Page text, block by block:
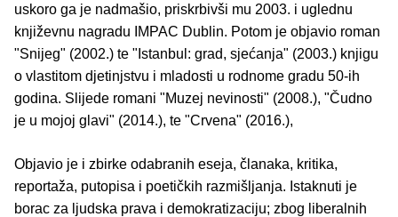
uskoro ga je nadmašio, priskrbivši mu 2003. i uglednu
književnu nagradu IMPAC Dublin. Potom je objavio roman
"Snijeg" (2002.) te "Istanbul: grad, sjećanja" (2003.) knjigu
o vlastitom djetinjstvu i mladosti u rodnome gradu 50-ih
godina. Slijede romani "Muzej nevinosti" (2008.), "Čudno
je u mojoj glavi" (2014.), te "Crvena" (2016.),
Objavio je i zbirke odabranih eseja, članaka, kritika,
reportaža, putopisa i poetičkih razmišljanja. Istaknuti je
borac za ljudska prava i demokratizaciju; zbog liberalnih